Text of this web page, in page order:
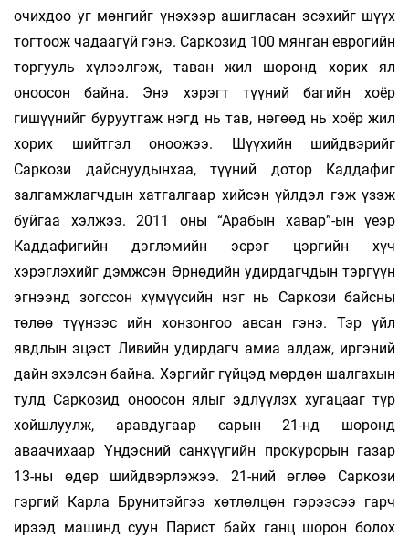
очихдоо уг мөнгийг үнэхээр ашигласан эсэхийг шүүх
тогтоож чадаагүй гэнэ. Саркозид 100 мянган еврогийн
торгууль хүлээлгэж, таван жил шоронд хорих ял
оноосон байна. Энэ хэрэгт түүний багийн хоёр
гишүүнийг буруутгаж нэгд нь тав, нөгөөд нь хоёр жил
хорих шийтгэл оноожээ. Шүүхийн шийдвэрийг
Саркози дайснуудынхаа, түүний дотор Каддафиг
залгамжлагчдын хатгалгаар хийсэн үйлдэл гэж үзэж
буйгаа хэлжээ. 2011 оны “Арабын хавар”-ын үеэр
Каддафигийн дэглэмийн эсрэг цэргийн хүч
хэрэглэхийг дэмжсэн Өрнөдийн удирдагчдын тэргүүн
эгнээнд зогссон хүмүүсийн нэг нь Саркози байсны
төлөө түүнээс ийн хонзонгоо авсан гэнэ. Тэр үйл
явдлын эцэст Ливийн удирдагч амиа алдаж, иргэний
дайн эхэлсэн байна. Хэргийг гүйцэд мөрдөн шалгахын
тулд Саркозид оноосон ялыг эдлүүлэх хугацааг түр
хойшлуулж, аравдугаар сарын 21-нд шоронд
аваачихаар Үндэсний санхүүгийн прокурорын газар
13-ны өдөр шийдвэрлэжээ. 21-ний өглөө Саркози
гэргий Карла Брунитэйгээ хөтлөлцөн гэрээсээ гарч
ирээд машинд суун Парист байх ганц шорон болох